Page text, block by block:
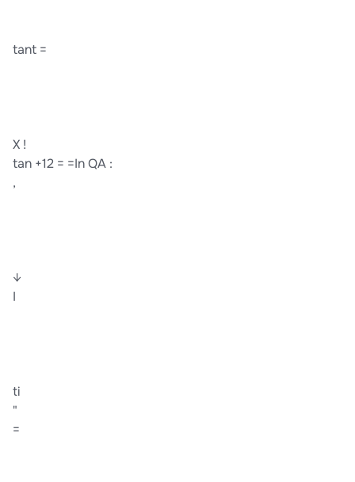
tant =
X !
tan +12 = =In QA :
,
↓
I
ti
"
=